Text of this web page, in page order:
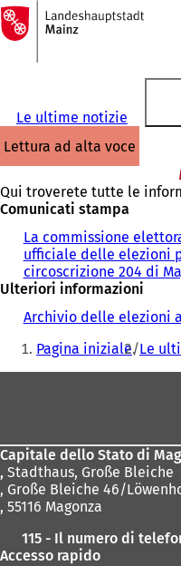
Vai al contenuto
Alla
pagina
iniziale
Le ultime notizie
lettura ad alta voce
Qui troverete tutte le
Comunicati stampa
La commissione
ufficiale delle elezioni
circoscrizione 204 di
Ulteriori informazioni
Archivio delle elezioni
Siete
qui:
Pagina iniziale Le
Capitale dello Stato di
, Stadthaus, Große Bleiche
, Große Bleiche 46/
, 55116 Magonza
115 - Il numero di
Accesso rapido